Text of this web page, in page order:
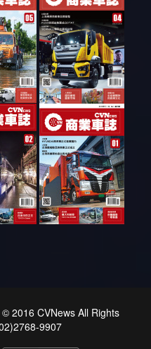
2016 CVNews All Rights
9907